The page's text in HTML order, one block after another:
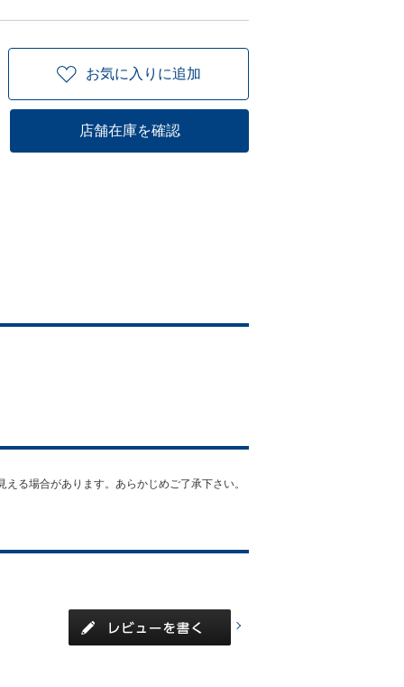
お気に入りに追加
店舗在庫を確認
る場合があります。あらかじめご了承下さい。